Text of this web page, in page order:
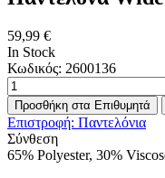
59,99 €
In Stock
Κωδικός: 2600136
Προσθήκη στα Επιθυμητά
Επιστροφή: Παντελόνια
Σύνθεση
65% Polyester, 30%